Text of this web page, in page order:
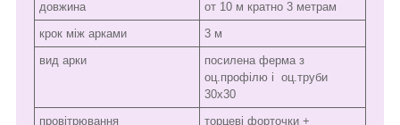
довжина
от 10 м кратно 3 метрам
крок між арками
3 м
вид арки
посилена ферма з
оц.профілю і оц.труби
30х30
провітрювання
торцеві форточки +